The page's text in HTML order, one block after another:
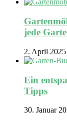
jede
2. April 2025
Ein
Tipps
30. Januar